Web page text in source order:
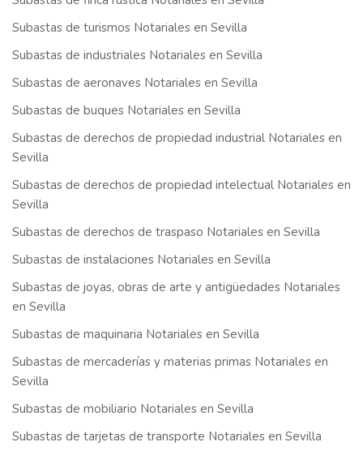
Subastas de turismos Notariales en Sevilla
Subastas de industriales Notariales en Sevilla
Subastas de aeronaves Notariales en Sevilla
Subastas de buques Notariales en Sevilla
Subastas de derechos de propiedad industrial Notariales en
Sevilla
Subastas de derechos de propiedad intelectual Notariales en
Sevilla
Subastas de derechos de traspaso Notariales en Sevilla
Subastas de instalaciones Notariales en Sevilla
Subastas de joyas, obras de arte y antigüedades Notariales
en Sevilla
Subastas de maquinaria Notariales en Sevilla
Subastas de mercaderías y materias primas Notariales en
Sevilla
Subastas de mobiliario Notariales en Sevilla
Subastas de tarjetas de transporte Notariales en Sevilla